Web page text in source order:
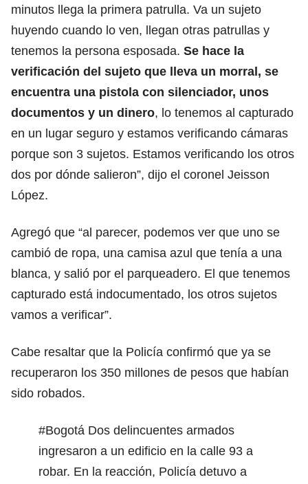
minutos llega la primera patrulla. Va un sujeto
huyendo cuando lo ven, llegan otras patrullas y
tenemos la persona esposada. Se hace la
verificación del sujeto que lleva un morral, se
encuentra una pistola con silenciador, unos
documentos y un dinero, lo tenemos al capturado
en un lugar seguro y estamos verificando cámaras
porque son 3 sujetos. Estamos verificando los otros
dos por dónde salieron”, dijo el coronel Jeisson
López.
Agregó que “al parecer, podemos ver que uno se
cambió de ropa, una camisa azul que tenía a una
blanca, y salió por el parqueadero. El que tenemos
capturado está indocumentado, los otros sujetos
vamos a verificar”.
Cabe resaltar que la Policía confirmó que ya se
recuperaron los 350 millones de pesos que habían
sido robados.
#Bogotá Dos delincuentes armados
ingresaron a un edificio en la calle 93 a
robar. En la reacción, Policía detuvo a